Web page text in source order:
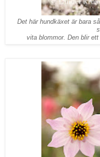
Det här hundkäxet är bara
vita blommor. Den blir